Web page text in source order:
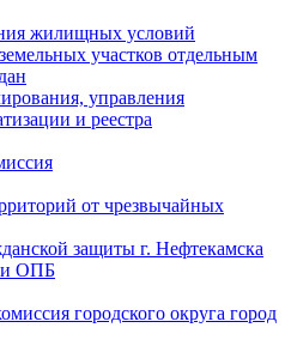
жилищных условий
участков отдельным
управления
и реестра
от чрезвычайных
защиты г. Нефтекамска
и ОПБ
городского округа город